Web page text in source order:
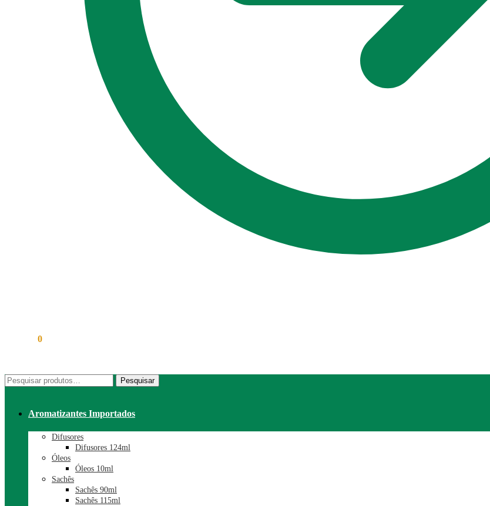
0
Pesquisar
por:
Pesquisar
Aromatizantes Importados
Difusores
Difusores 124ml
Óleos
Óleos 10ml
Sachês
Sachês 90ml
Sachês 115ml